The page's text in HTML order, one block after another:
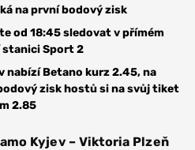
na první bodový zisk
od 18:45 sledovat v přímém
Sport 2
nabízí Betano kurz 2.45, na
zisk hostů si na svůj tiket
2.85
Kyjev – Viktoria Plzeň